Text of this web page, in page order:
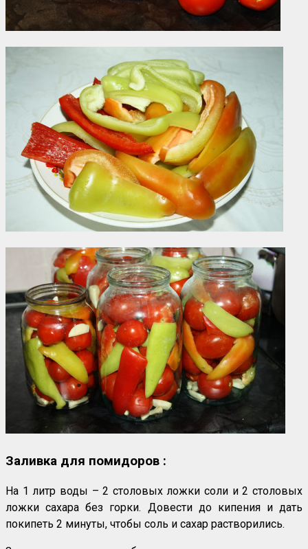
Заливка для помидоров :
На 1 литр воды – 2 столовых ложки соли и 2 столовых
ложки сахара без горки. Довести до кипения и дать
покипеть 2 минуты, чтобы соль и сахар растворились.